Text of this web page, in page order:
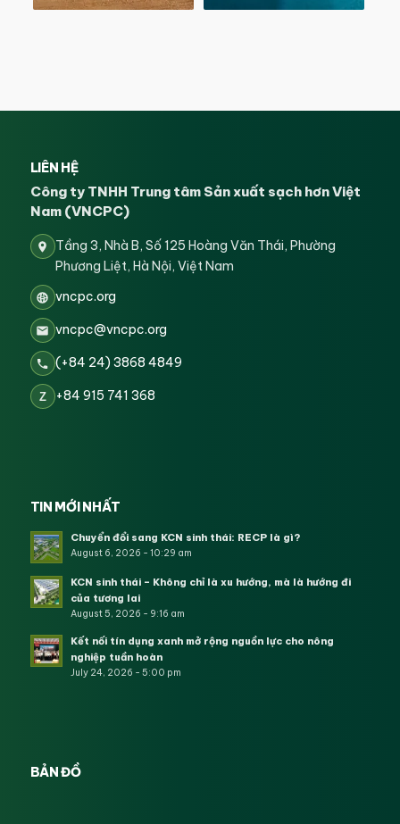
LIÊN HỆ
Công ty TNHH Trung tâm Sản xuất sạch hơn Việt
Nam (VNCPC)
Tầng 3, Nhà B, Số 125 Hoàng Văn Thái, Phường
Phương Liệt, Hà Nội, Việt Nam
vncpc.org
vncpc@vncpc.org
(+84 24) 3868 4849
Z +84 915 741 368
TIN MỚI NHẤT
Chuyển đổi sang KCN sinh thái: RECP là gì?
August 6, 2026 - 10:29 am
KCN sinh thái – Không chỉ là xu hướng, mà là hướng đi
của tương lai
August 5, 2026 - 9:16 am
Kết nối tín dụng xanh mở rộng nguồn lực cho nông
nghiệp tuần hoàn
July 24, 2026 - 5:00 pm
BẢN ĐỒ